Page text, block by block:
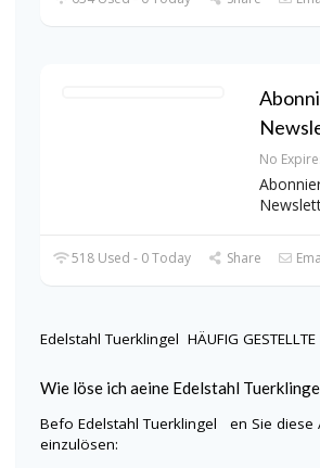
No
518 Used - 0 Today Share
Edelstahl TuerklingelHÄUFIG GESTELLTE
Wie löse ich aeine Edelstahl
BefoEdelstahl Tuerklingelen Sie
einzulösen: